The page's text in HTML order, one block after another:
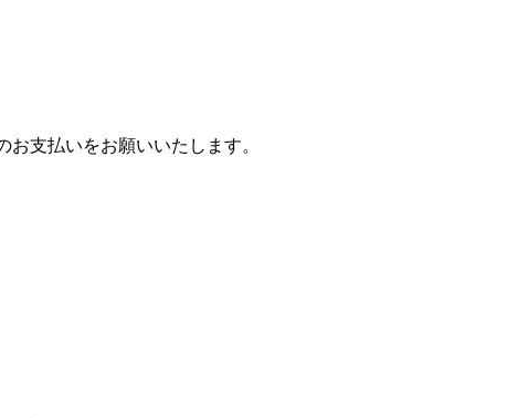
支払いをお願いいたします。